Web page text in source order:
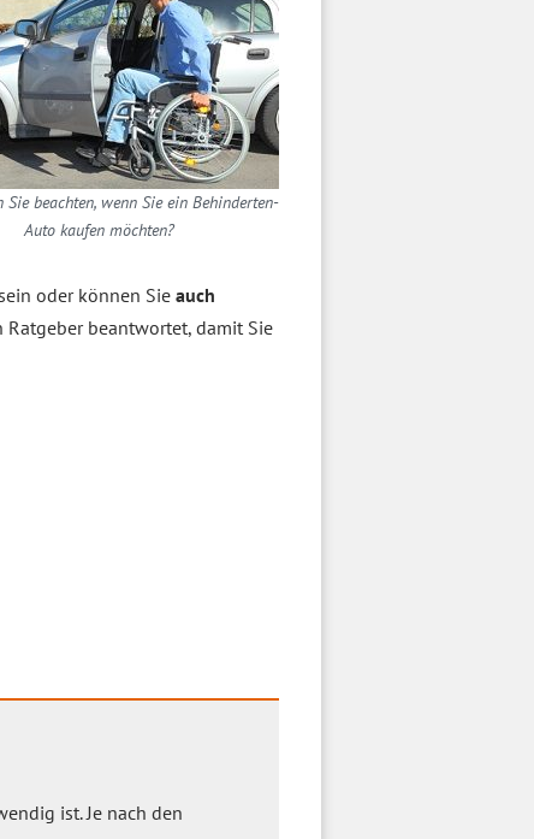
Sie beachten, wenn Sie ein Behinderten-
Auto kaufen möchten?
oder können Sie auch
beantwortet, damit Sie
ist. Je nach den